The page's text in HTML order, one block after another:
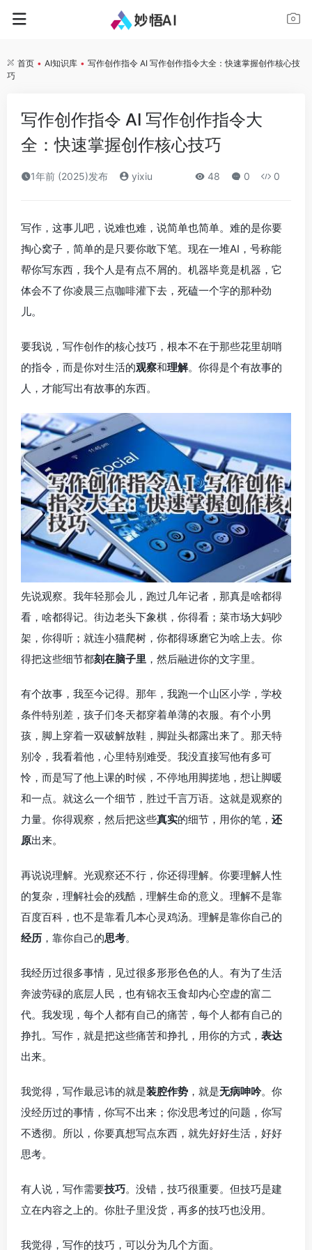
首页 • AI知识库 • 写作创作指令 AI 写作创作指令大全：快速掌握创作核心技
巧
写作创作指令 AI 写作创作指令大
全：快速掌握创作核心技巧
1年前 (2025)发布 yixiu 48 0 0
写作，这事儿吧，说难也难，说简单也简单。难的是你要
掏心窝子，简单的是只要你敢下笔。现在一堆AI，号称能
帮你写东西，我个人是有点不屑的。机器毕竟是机器，它
体会不了你凌晨三点咖啡灌下去，死磕一个字的那种劲
儿。
要我说，写作创作的核心技巧，根本不在于那些花里胡哨
的指令，而是你对生活的观察和理解。你得是个有故事的
人，才能写出有故事的东西。
先说观察。我年轻那会儿，跑过几年记者，那真是啥都得
看，啥都得记。街边老头下象棋，你得看；菜市场大妈吵
架，你得听；就连小猫爬树，你都得琢磨它为啥上去。你
得把这些细节都刻在脑子里 ，然后融进你的文字里。
有个故事，我至今记得。那年，我跑一个山区小学，学校
条件特别差，孩子们冬天都穿着单薄的衣服。有个小男
孩，脚上穿着一双破解放鞋，脚趾头都露出来了。那天特
别冷，我看着他，心里特别难受。我没直接写他有多可
怜，而是写了他上课的时候，不停地用脚搓地，想让脚暖
和一点。就这么一个细节，胜过千言万语。这就是观察的
力量。你得观察，然后把这些真实的细节，用你的笔， 还
原出来。
再说说理解。光观察还不行，你还得理解。你要理解人性
的复杂，理解社会的残酷，理解生命的意义。理解不是靠
百度百科，也不是靠看几本心灵鸡汤。理解是靠你自己的
经历 ，靠你自己的思考。
我经历过很多事情，见过很多形形色色的人。有为了生活
奔波劳碌的底层人民，也有锦衣玉食却内心空虚的富二
代。我发现，每个人都有自己的痛苦，每个人都有自己的
挣扎。写作，就是把这些痛苦和挣扎，用你的方式， 表达
出来。
我觉得，写作最忌讳的就是装腔作势 ，就是无病呻吟。你
没经历过的事情，你写不出来；你没思考过的问题，你写
不透彻。所以，你要真想写点东西，就先好好生活，好好
思考。
有人说，写作需要技巧。没错，技巧很重要。但技巧是建
立在内容之上的。你肚子里没货，再多的技巧也没用。
我觉得，写作的技巧，可以分为几个方面。